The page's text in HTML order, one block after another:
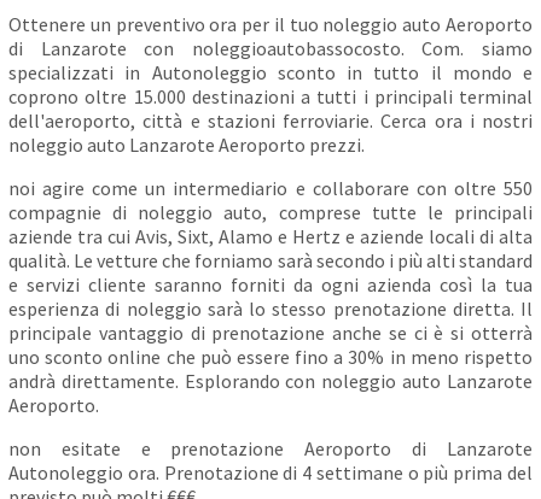
Ottenere un preventivo ora per il tuo noleggio auto Aeroporto
di Lanzarote con noleggioautobassocosto. Com. siamo
specializzati in Autonoleggio sconto in tutto il mondo e
coprono oltre 15.000 destinazioni a tutti i principali terminal
dell'aeroporto, città e stazioni ferroviarie. Cerca ora i nostri
noleggio auto Lanzarote Aeroporto prezzi.
noi agire come un intermediario e collaborare con oltre 550
compagnie di noleggio auto, comprese tutte le principali
aziende tra cui Avis, Sixt, Alamo e Hertz e aziende locali di alta
qualità. Le vetture che forniamo sarà secondo i più alti standard
e servizi cliente saranno forniti da ogni azienda così la tua
esperienza di noleggio sarà lo stesso prenotazione diretta. Il
principale vantaggio di prenotazione anche se ci è si otterrà
uno sconto online che può essere fino a 30% in meno rispetto
andrà direttamente. Esplorando con noleggio auto Lanzarote
Aeroporto.
non esitate e prenotazione Aeroporto di Lanzarote
Autonoleggio ora. Prenotazione di 4 settimane o più prima del